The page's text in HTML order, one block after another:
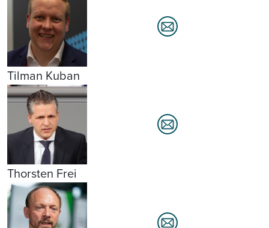
Tilman Kuban
Thorsten Frei